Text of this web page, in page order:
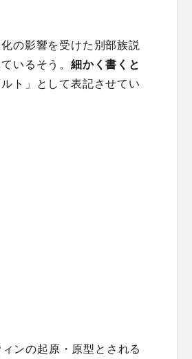
の影響を受けた別部族説
いるそう。 細かく書くと
ト」として表記させてい
ンの起原・原型とされる